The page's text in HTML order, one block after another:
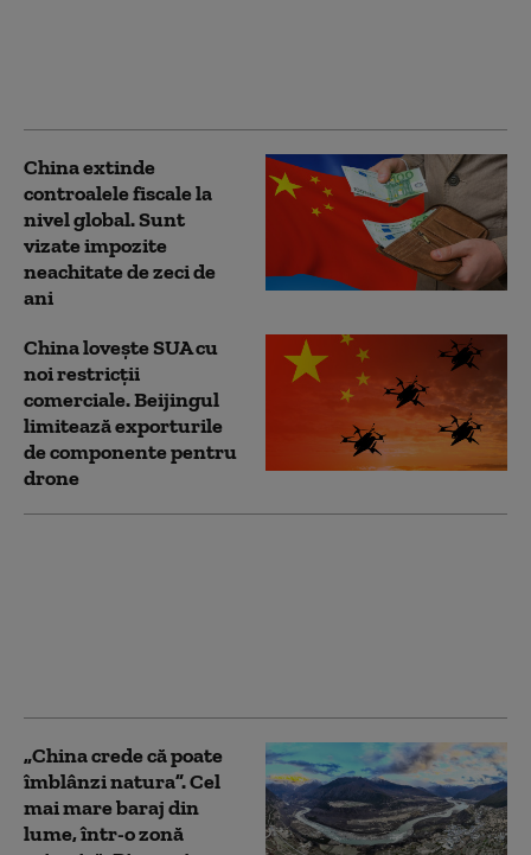
China extinde
controalele fiscale la
nivel global. Sunt
vizate impozite
neachitate de zeci de
ani
China lovește SUA cu
noi restricții
comerciale. Beijingul
limitează exporturile
de componente pentru
drone
„China crede că poate
îmblânzi natura”. Cel
mai mare baraj din
lume, într-o zonă